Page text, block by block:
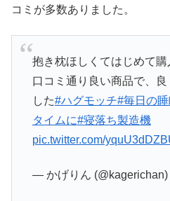
コミが多数ありました。
抱き枕ほしくてはじめて購
口コミ通り良い商品で、
した#ハグモッチ#毎日の
タイムに#寝落ち製造機
pic.twitter.com/
— かげりん (@kagerichan)